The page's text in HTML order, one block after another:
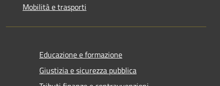
Mobilità e trasporti
Educazione e formazione
Giustizia e sicurezza pubblica